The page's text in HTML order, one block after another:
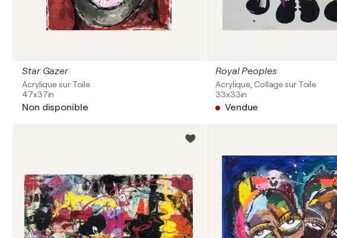
Star Gazer
Acrylique sur Toile
47x37in
Non disponible
Royal Peoples
Acrylique, Collage sur Toile
33x33in
Vendue